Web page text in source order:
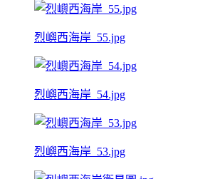
烈嶼西海岸_55.jpg
烈嶼西海岸_54.jpg
烈嶼西海岸_53.jpg